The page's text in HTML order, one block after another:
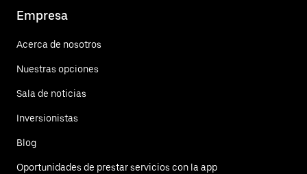
Empresa
Acerca de nosotros
Nuestras opciones
Sala de noticias
Inversionistas
Blog
Oportunidades de prestar servicios con la app